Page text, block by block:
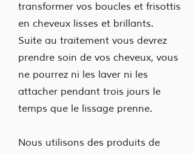
transformer vos boucles et frisottis
en cheveux lisses et brillants.
Suite au traitement vous devrez
prendre soin de vos cheveux, vous
ne pourrez ni les laver ni les
attacher pendant trois jours le
temps que le lissage prenne.
Nous utilisons des produits de